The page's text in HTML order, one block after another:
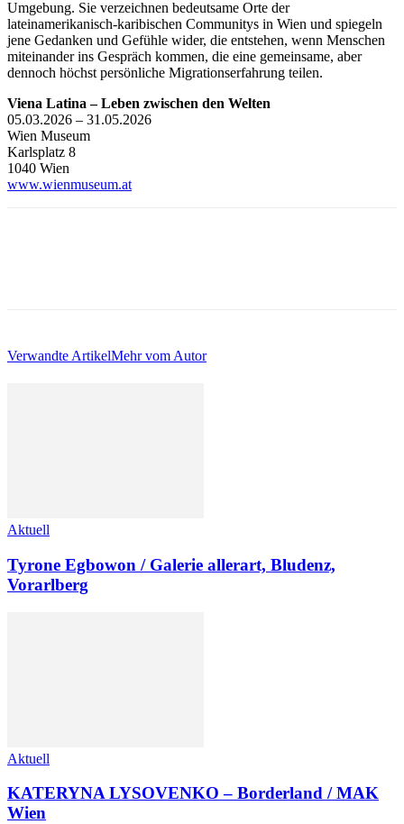
Umgebung. Sie verzeichnen bedeutsame Orte der
lateinamerikanisch-karibischen Communitys in Wien und spiegeln
jene Gedanken und Gefühle wider, die entstehen, wenn Menschen
miteinander ins Gespräch kommen, die eine gemeinsame, aber
dennoch höchst persönliche Migrationserfahrung teilen.
Viena Latina – Leben zwischen den Welten
05.03.2026 – 31.05.2026
Wien Museum
Karlsplatz 8
1040 Wien
www.wienmuseum.at
Verwandte ArtikelMehr vom Autor
Aktuell
Tyrone Egbowon / Galerie allerart, Bludenz,
Vorarlberg
Aktuell
KATERYNA LYSOVENKO – Borderland / MAK
Wien